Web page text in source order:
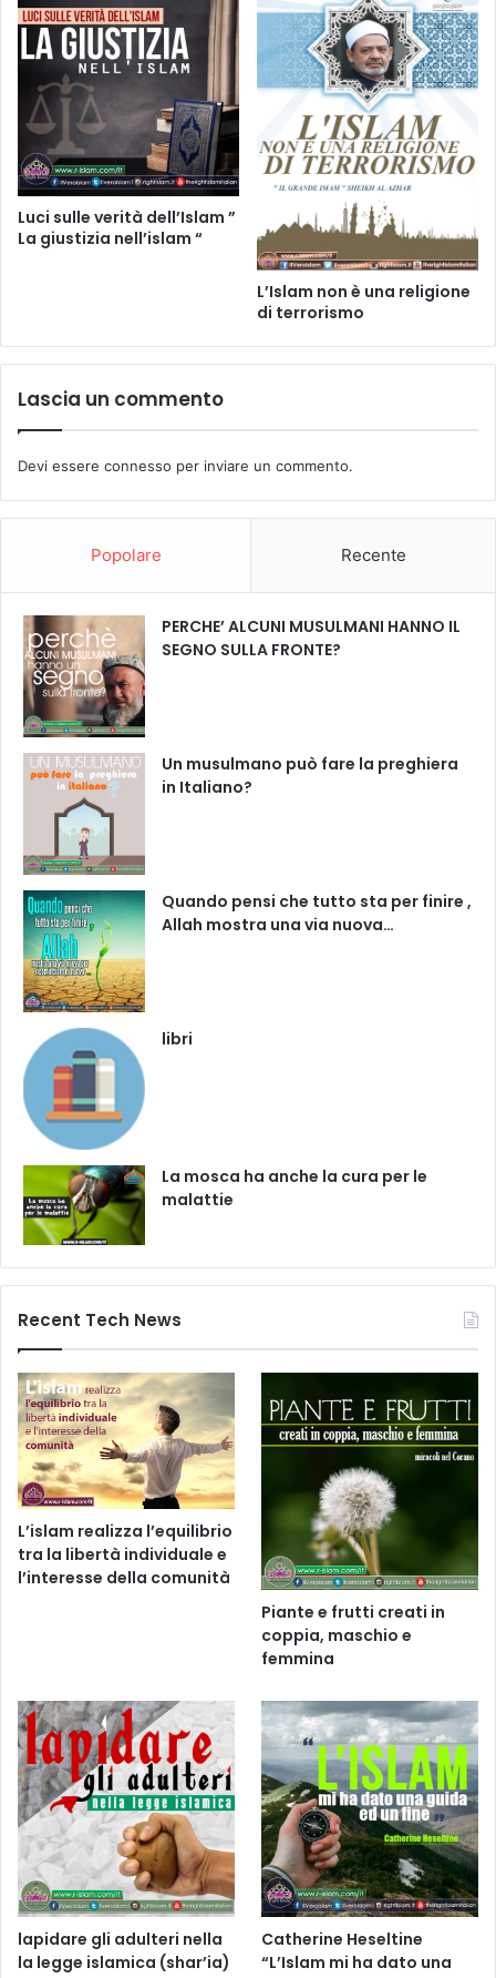
Luci sulle verità dell’Islam ”
La giustizia nell’islam “
L’Islam non è una religione
di terrorismo
Lascia un commento
Devi essere connesso per inviare un commento.
Popolare Recente
PERCHE’ ALCUNI MUSULMANI HANNO IL
SEGNO SULLA FRONTE?
Un musulmano può fare la preghiera
in Italiano?
Quando pensi che tutto sta per finire ,
Allah mostra una via nuova…
libri
La mosca ha anche la cura per le
malattie
Recent Tech News
L’islam realizza l’equilibrio
tra la libertà individuale e
l’interesse della comunità
Piante e frutti creati in
coppia, maschio e
femmina
lapidare gli adulteri nella
la legge islamica (shar’ia)
Catherine Heseltine
“L’Islam mi ha dato una